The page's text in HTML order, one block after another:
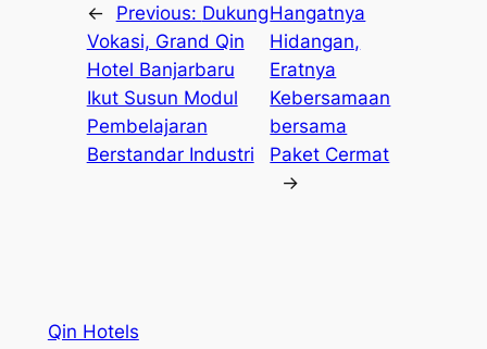
← Previous: Dukung
Vokasi, Grand Qin
Hotel Banjarbaru
Ikut Susun Modul
Pembelajaran
Berstandar Industri
Hangatnya
Hidangan,
Eratnya
Kebersamaan
bersama
Paket Cermat
→
Qin Hotels